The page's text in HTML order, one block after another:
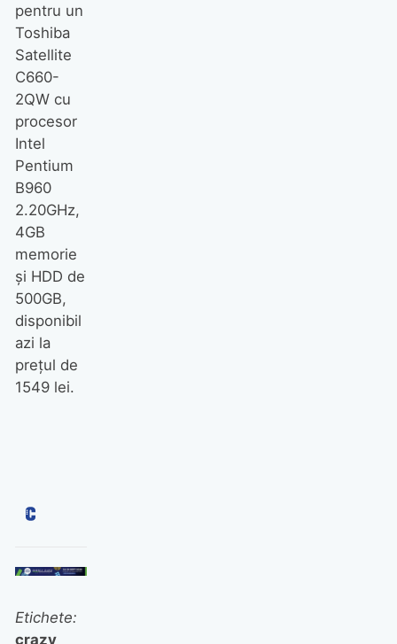
pentru un
Toshiba
Satellite
C660-
2QW cu
procesor
Intel
Pentium
B960
2.20GHz,
4GB
memorie
şi HDD de
500GB,
disponibil
azi la
preţul de
1549 lei.
Etichete:
crazy